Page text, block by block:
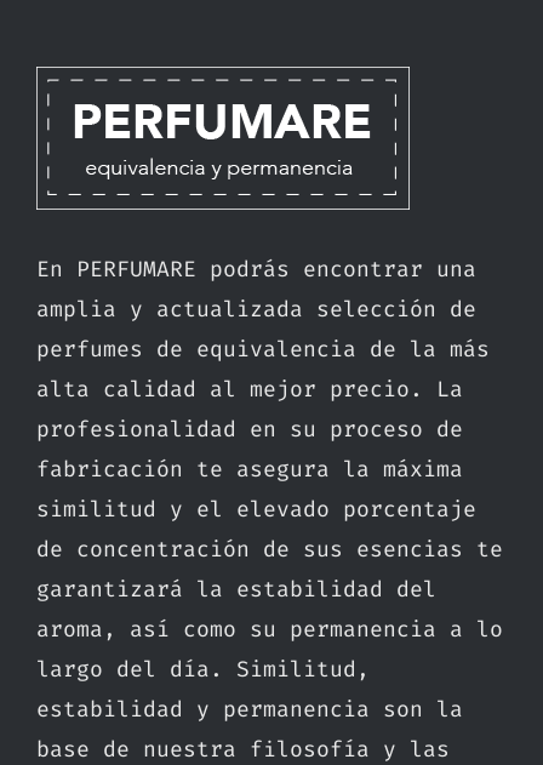
En PERFUMARE podrás encontrar una
amplia y actualizada selección de
perfumes de equivalencia de la más
alta calidad al mejor precio. La
profesionalidad en su proceso de
fabricación te asegura la máxima
similitud y el elevado porcentaje
de concentración de sus esencias te
garantizará la estabilidad del
aroma, así como su permanencia a lo
largo del día. Similitud,
estabilidad y permanencia son la
base de nuestra filosofía y las